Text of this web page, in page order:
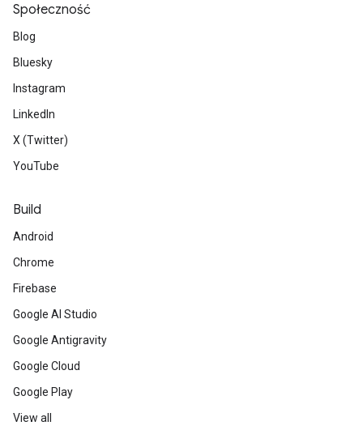
Społeczność
Blog
Bluesky
Instagram
LinkedIn
X (Twitter)
YouTube
Build
Android
Chrome
Firebase
Google AI Studio
Google Antigravity
Google Cloud
Google Play
View all